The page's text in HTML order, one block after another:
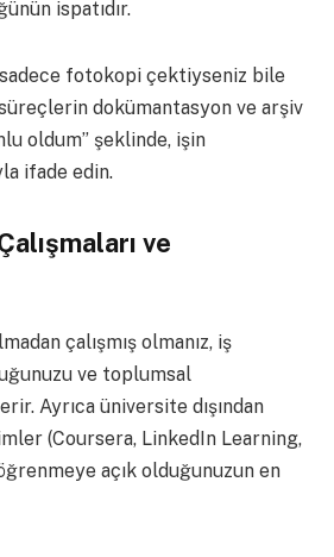
ispatıdır.
fotokopi çektiyseniz bile
dokümantasyon ve arşiv
oldum” şeklinde, işin
ifade edin.
ve
çalışmış olmanız, iş
ve toplumsal
Ayrıca üniversite dışından
(Coursera, LinkedIn Learning,
açık olduğunuzun en